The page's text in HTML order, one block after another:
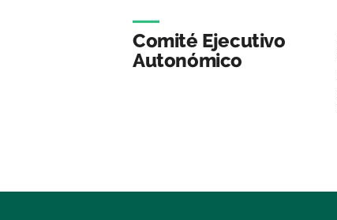
Comité Ejecutivo
Autonómico